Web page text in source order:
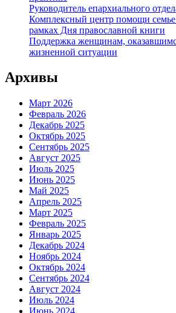
Руководитель епархиального
Комплексный центр помощи
рамках Дня православной книги
Поддержка женщинам,
жизненной ситуации
Архивы
Март 2026
Февраль 2026
Декабрь 2025
Октябрь 2025
Сентябрь 2025
Август 2025
Июль 2025
Июнь 2025
Май 2025
Апрель 2025
Март 2025
Февраль 2025
Январь 2025
Декабрь 2024
Ноябрь 2024
Октябрь 2024
Сентябрь 2024
Август 2024
Июль 2024